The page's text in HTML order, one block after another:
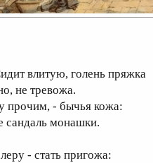
влитую, голень пряжка
не тревожа.
прочим, - бычья кожа:
сандаль монашки.
- стать пригожа: